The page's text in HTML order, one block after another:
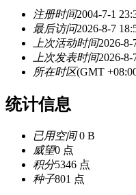
注册时间2004-7-1
最后访问2026-8-7
上次活动时间2026-8-
上次发表时间2026-8-
所在时区(GMT
统计信息
已用空间0 B
威望0 点
积分5346 点
种子801 点